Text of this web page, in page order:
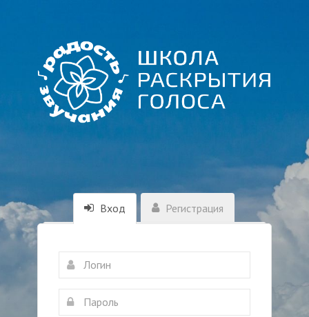
Вход Регистрация